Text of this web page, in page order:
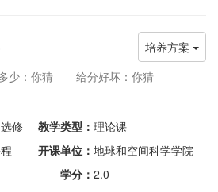
培养方案
少：你猜
给分好坏：你猜
修 教学类型： 理论课
开课单位： 地球和空间科学学院
学分： 2.0